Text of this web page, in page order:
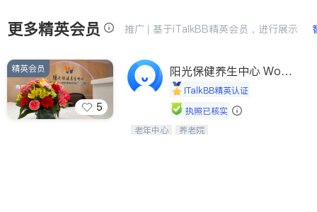
教育 养老
非盈利组织
更多精英会员 推广 | 基于iTalkBB精英会员，进行展示
5
精英会员
阳光保健养生中心 World
shineiTalkBB精英认证
执照已核实
阳光保健养生中心为老年人提供日间护
老年中心 养老院